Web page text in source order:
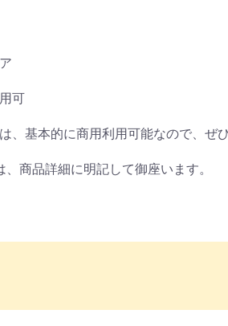
可
、基本的に商用利用可能なので、ぜ
商品詳細に明記して御座います。